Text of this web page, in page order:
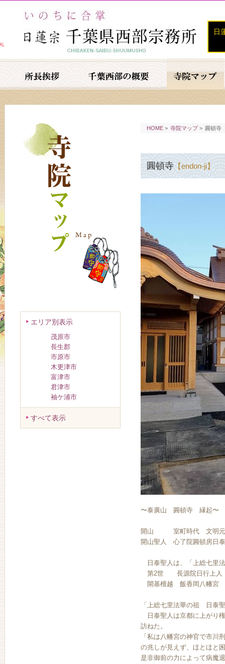
日
HOME > 寺院マップ> 圓頓寺
圓頓寺 【endon-ji】
〜泰廣山 圓頓寺 縁起〜
開山 室町時代 文明元年
開山聖人 心了院圓頓房日
日泰聖人は、「上総七里
第2世 長源院日行上人
開基檀越 飯香岡八幡宮
「上総七里法華の祖 日泰
日泰聖人は京都に上がり
訪ねた。
「私は八幡宮の神官で市川
の兆しが見えず、ほとほと
是非御前の力によって病魔
エリア別表示
茂原市
長生郡
市原市
木更津市
富津市
君津市
袖ケ浦市
すべて表示